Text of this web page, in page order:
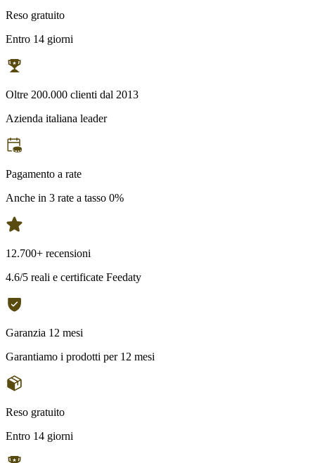
Reso gratuito
Entro 14 giorni
Oltre 200.000 clienti dal 2013
Azienda italiana leader
Pagamento a rate
Anche in 3 rate a tasso 0%
12.700+ recensioni
4.6/5 reali e certificate Feedaty
Garanzia 12 mesi
Garantiamo i prodotti per 12 mesi
Reso gratuito
Entro 14 giorni